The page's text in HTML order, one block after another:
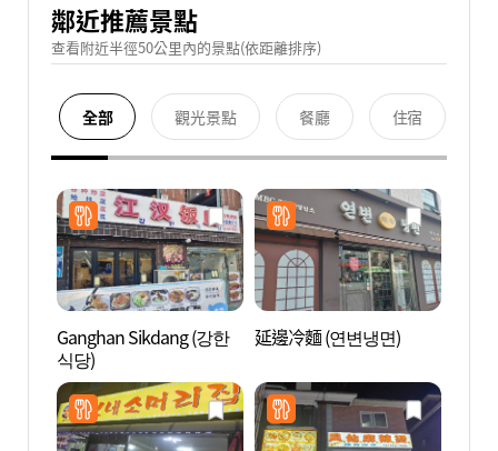
鄰近推薦景點
查看附近半徑50公里內的景點(依距離排序)
全部 觀光景點 餐廳 住宿
Ganghan Sikdang (강한
식당)
延邊冷麵 (연변냉면)